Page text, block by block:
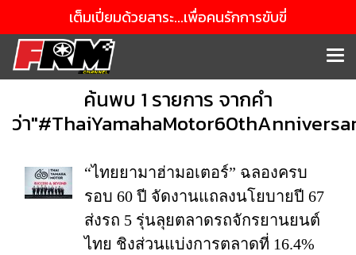
เต็มเปี่ยมด้วยสาระ...เพื่อคนรักการขับขี่
ค้นพบ 1 รายการ จากคำ
ว่า
“ไทยยามาฮ่ามอเตอร์” ฉลองครบ
รอบ 60 ปี จัดงานแถลงนโยบายปี 67
ส่งรถ 5 รุ่นลุยตลาดรถจักรยานยนต์
ไทย ชิงส่วนแบ่งการตลาดที่ 16.4%